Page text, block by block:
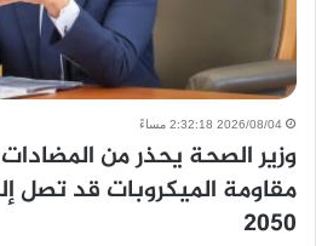
2026/08/04 2:32:18 مساءً
وزير الصحة يحذر من
2050